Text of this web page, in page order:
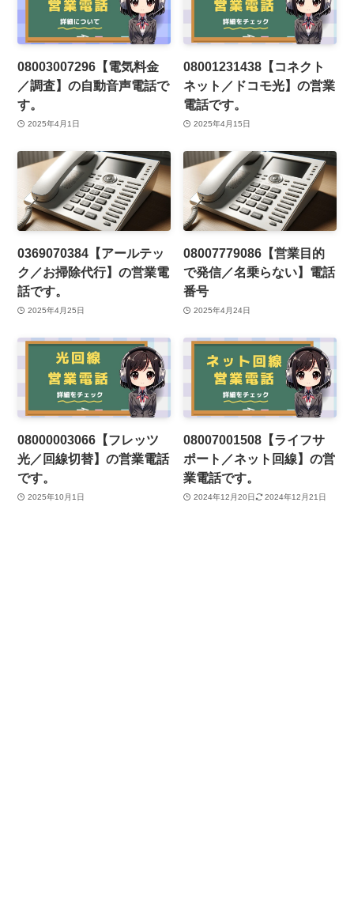
08003007296【電気料金
／調査】の自動音声電話で
す。
2025年4月1日
08001231438【コネクト
ネット／ドコモ光】の営業
電話です。
2025年4月15日
0369070384【アールテッ
ク／お掃除代行】の営業電
話です。
2025年4月25日
08007779086【営業目的
で発信／名乗らない】電話
番号
2025年4月24日
08000003066【フレッツ
光／回線切替】の営業電話
です。
2025年10月1日
08007001508【ライフサ
ポート／ネット回線】の営
業電話です。
2024年12月20日 2024年12月21日